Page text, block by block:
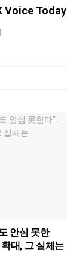
Voice Today
안심 못한
대, 그 실체는